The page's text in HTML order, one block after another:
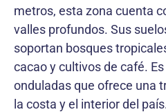
metros, esta zona cuenta
valles profundos. Sus
soportan bosques
cacao y cultivos de café.
onduladas que ofrece una
la costa y el interior del